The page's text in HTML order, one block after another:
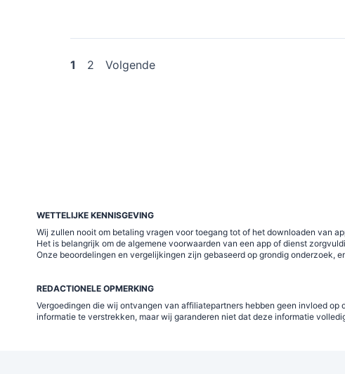
Berichten
1 2 Volgende
WETTELIJKE KENNISGEVING
Wij zullen nooit om betaling vragen voor toegang tot of het downloaden van
Het is belangrijk om de algemene voorwaarden van een app of dienst
Onze beoordelingen en vergelijkingen zijn gebaseerd op grondig onderzoek,
REDACTIONELE OPMERKING
Vergoedingen die wij ontvangen van affiliatepartners hebben geen invloed
informatie te verstrekken, maar wij garanderen niet dat deze informatie